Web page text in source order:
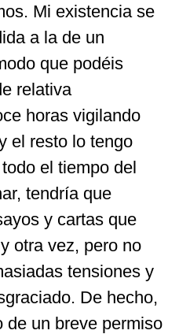
Mi existencia se
a la de un
que podéis
relativa
horas vigilando
el resto lo tengo
el tiempo del
tendría que
y cartas que
otra vez, pero no
tensiones y
De hecho,
de un breve permiso